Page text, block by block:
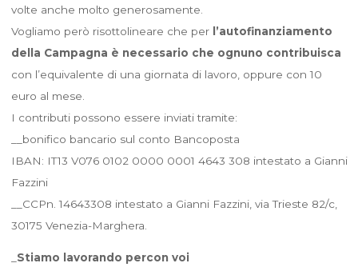
volte anche molto generosamente.
Vogliamo però risottolineare che per l’autofinanziamento
della Campagna è necessario che ognuno contribuisca
con l’equivalente di una giornata di lavoro, oppure con 10
euro al mese.
I contributi possono essere inviati tramite:
__bonifico bancario sul conto Bancoposta
IBAN: IT13 V076 0102 0000 0001 4643 308 intestato a Gianni
Fazzini
__CCPn. 14643308 intestato a Gianni Fazzini, via Trieste 82/c,
30175 Venezia-Marghera.
Stiamo lavorando percon voi